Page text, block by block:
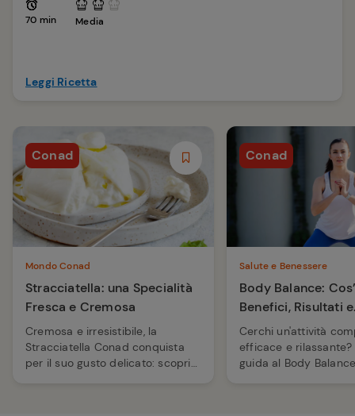
70 min Media
Leggi Ricetta
Conad
Mondo Conad
Stracciatella: una Specialità
Fresca e Cremosa
Cremosa e irresistibile, la
Stracciatella Conad conquista
per il suo gusto delicato: scopri
Conad
Salute e Benessere
Body Balance:
Benefici, Risultati e
Differenze con
Cerchi un'attività
efficace e rilassante?
guida al Body